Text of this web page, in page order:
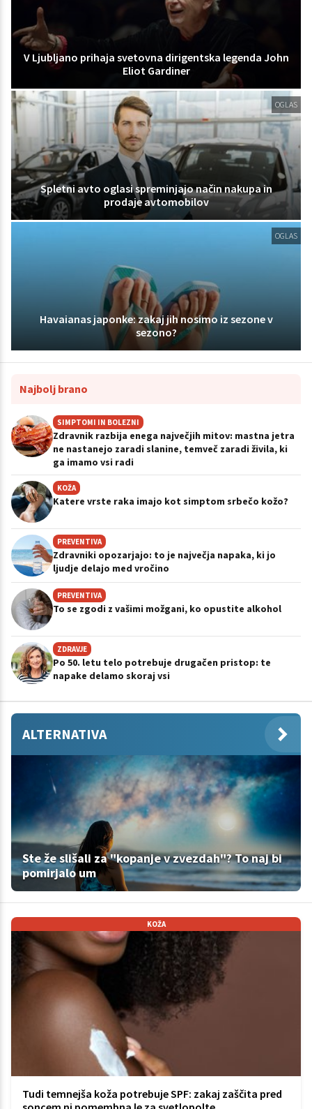
V Ljubljano prihaja svetovna dirigentska legenda John
Eliot Gardiner
OGLAS
Spletni avto oglasi spreminjajo način nakupa in
prodaje avtomobilov
OGLAS
Havaianas japonke: zakaj jih nosimo iz sezone v
sezono?
Najbolj brano
SIMPTOMI IN BOLEZNI
Zdravnik razbija enega največjih mitov: mastna jetra
ne nastanejo zaradi slanine, temveč zaradi živila, ki
ga imamo vsi radi
KOŽA
Katere vrste raka imajo kot simptom srbečo kožo?
PREVENTIVA
Zdravniki opozarjajo: to je največja napaka, ki jo
ljudje delajo med vročino
PREVENTIVA
To se zgodi z vašimi možgani, ko opustite alkohol
ZDRAVJE
Po 50. letu telo potrebuje drugačen pristop: te
napake delamo skoraj vsi
ALTERNATIVA
Ste že slišali za "kopanje v zvezdah"? To naj bi
pomirjalo um
KOŽA
Tudi temnejša koža potrebuje SPF: zakaj zaščita pred